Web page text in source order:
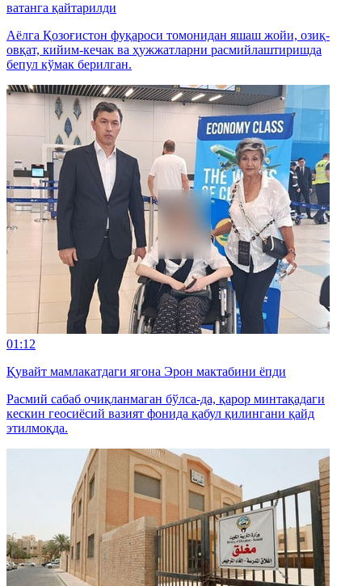
ватанга қайтарилди
Аёлга Қозоғистон фуқароси томонидан яшаш жойи, озиқ-
овқат, кийим-кечак ва ҳужжатларни расмийлаштиришда
бепул кўмак берилган.
01:12
Қувайт мамлакатдаги ягона Эрон мактабини ёпди
Расмий сабаб очиқланмаган бўлса-да, қарор минтақадаги
кескин геосиёсий вазият фонида қабул қилингани қайд
этилмоқда.